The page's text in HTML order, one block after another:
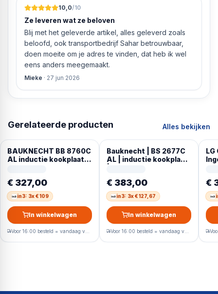
10,0/10
Ze leveren wat ze beloven
Blij met het geleverde artikel, alles geleverd zoals
beloofd, ook transportbedrijf Sahar betrouwbaar,
doen moeite om je adres te vinden, dat heb ik wel
eens anders meegemaakt.
Mieke · 27 jun 2026
Gerelateerde producten Alles bekijken
BAUKNECHT BB 8760C
AL inductie kookplaat
€ 327,00
in3: 3x € 109
In winkelwagen
Bauknecht | BS 2677C
AL | inductie kookplaat
€ 383,00
in3: 3x € 127,67
In winkelwagen
LG
€